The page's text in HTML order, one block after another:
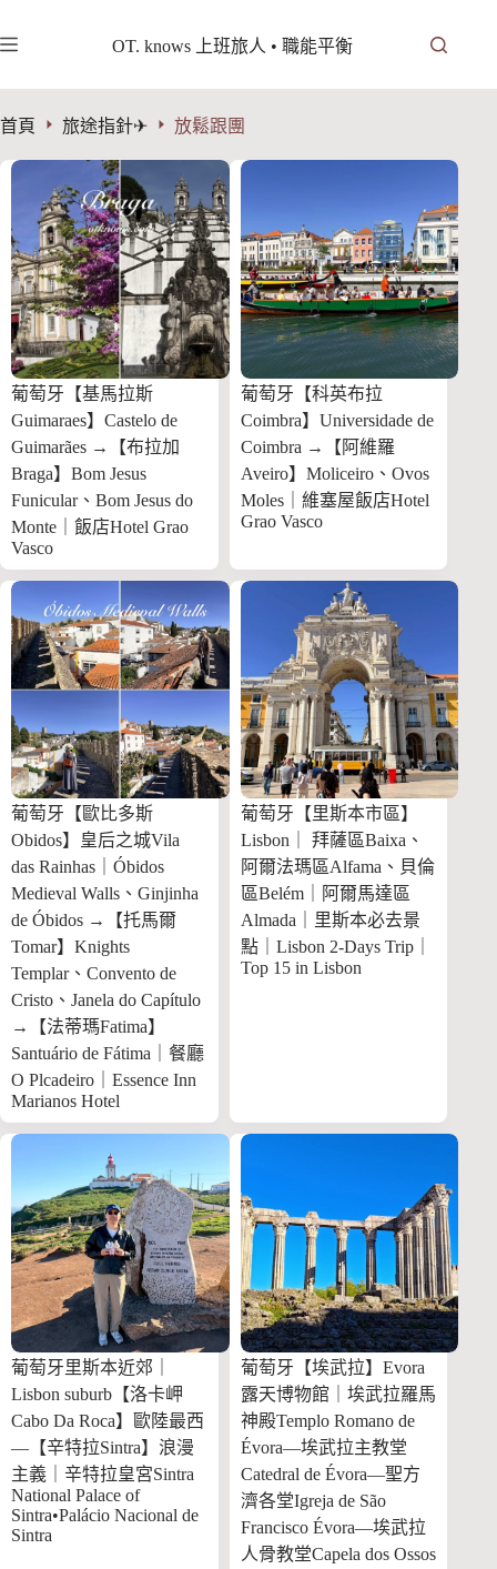
至
要
內
OT. knows 上班旅人 • 職能平衡
首頁 旅途指針✈︎ 放鬆跟團
葡萄牙【基馬拉斯
Guimaraes】Castelo de
Guimarães →【布拉加
Braga】Bom Jesus
Funicular、Bom Jesus do
Monte｜飯店Hotel Grao
Vasco
葡萄牙【科英布拉
Coimbra】Universidade de
Coimbra →【阿維羅
Aveiro】Moliceiro、Ovos
Moles｜維塞屋飯店Hotel
Grao Vasco
葡萄牙【歐比多斯
Obidos】皇后之城Vila
das Rainhas｜Óbidos
Medieval Walls、Ginjinha
de Óbidos →【托馬爾
Tomar】Knights
Templar、Convento de
Cristo、Janela do Capítulo
→【法蒂瑪Fatima】
Santuário de Fátima｜餐廳
O Plcadeiro｜Essence Inn
Marianos Hotel
葡萄牙【里斯本市區】
Lisbon｜ 拜薩區Baixa、
阿爾法瑪區Alfama、貝倫
區Belém｜阿爾馬達區
Almada｜里斯本必去景
點｜Lisbon 2-Days Trip｜
Top 15 in Lisbon
葡萄牙里斯本近郊｜
Lisbon suburb【洛卡岬
Cabo Da Roca】歐陸最西
—【辛特拉Sintra】浪漫
主義｜辛特拉皇宮Sintra
National Palace of
Sintra•Palácio Nacional de
Sintra
葡萄牙【埃武拉】Evora
露天博物館｜埃武拉羅馬
神殿Templo Romano de
Évora—埃武拉主教堂
Catedral de Évora—聖方
濟各堂Igreja de São
Francisco Évora—埃武拉
人骨教堂Capela dos Ossos